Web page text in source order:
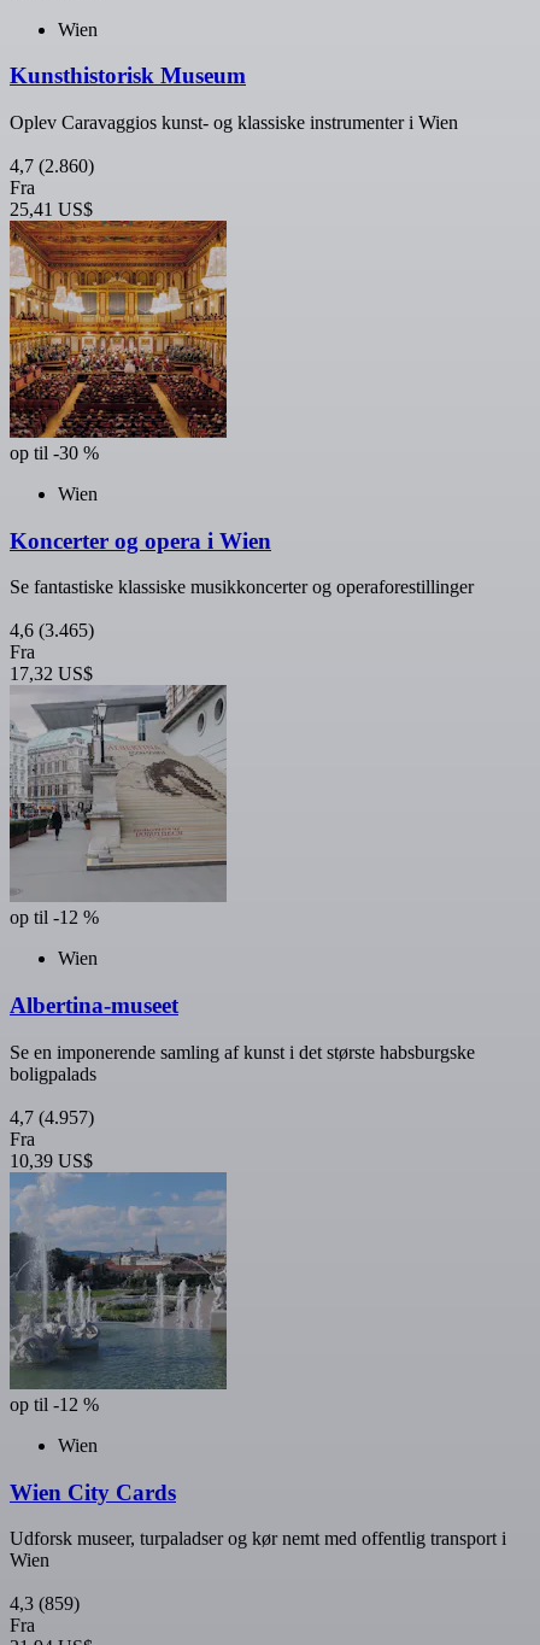
Wien
Kunsthistorisk Museum
Oplev Caravaggios kunst- og klassiske instrumenter i Wien
4,7 (2.860)
Fra
25,41 US$
op til -30 %
Wien
Koncerter og opera i Wien
Se fantastiske klassiske musikkoncerter og operaforestillinger
4,6 (3.465)
Fra
17,32 US$
op til -12 %
Wien
Albertina-museet
Se en imponerende samling af kunst i det største habsburgske
boligpalads
4,7 (4.957)
Fra
10,39 US$
op til -12 %
Wien
Wien City Cards
Udforsk museer, turpaladser og kør nemt med offentlig transport i
Wien
4,3 (859)
Fra